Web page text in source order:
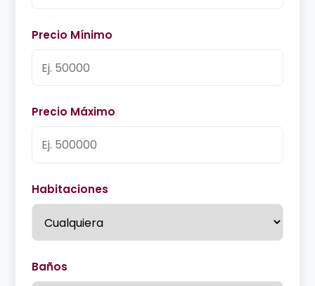
Precio Mínimo
Precio Máximo
Habitaciones
Baños